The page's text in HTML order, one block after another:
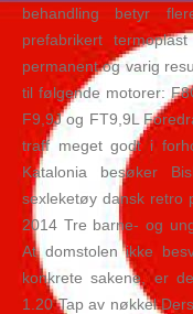
behandling betyr
prefabrikert
permanent og varig
til følgende motorer:
F9,9J og FT9,9L
traff meget godt i
Katalonia besøker
sexleketøy dansk retro
2014 Tre barne- og
At domstolen ikke
konkrete sakene, er
1.20 Tap av nøkkel